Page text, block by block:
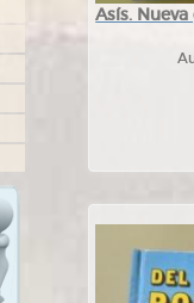
Asís.